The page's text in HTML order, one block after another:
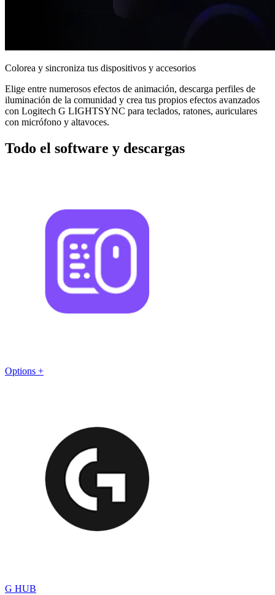
Colorea y sincroniza tus dispositivos y accesorios
Elige entre numerosos efectos de animación, descarga perfiles de
iluminación de la comunidad y crea tus propios efectos avanzados
con Logitech G LIGHTSYNC para teclados, ratones, auriculares
con micrófono y altavoces.
Todo el software y descargas
Options +
G HUB